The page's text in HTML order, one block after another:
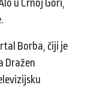
u Crnoj Gori,
Borba, čiji je
Dražen